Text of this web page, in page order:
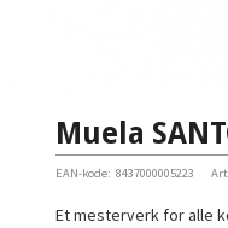
Muela
EAN-kode: 8437000005223
Et mesterverk for alle